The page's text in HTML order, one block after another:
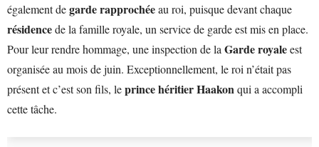
également degarde rapprochéeau roi, puisque devant chaque
résidencede la famille royale, un service de garde est mis en place.
Pour leur rendre hommage, une inspection de la Garde royaleest
organisée au mois de juin. Exceptionnellement, le roi n’était pas
présent et c’est son fils, leprince héritier Haakonqui a accompli
cette tâche.